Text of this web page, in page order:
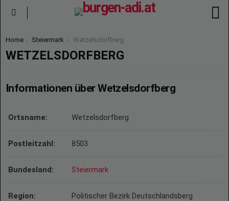
You are here:
Home Steiermark Wetzelsdorfberg
WETZELSDORFBERG
Informationen über Wetzelsdorfberg
Ortsname: Wetzelsdorfberg
Postleitzahl: 8503
Bundesland: Steiermark
Region: Politischer Bezirk Deutschlandsberg